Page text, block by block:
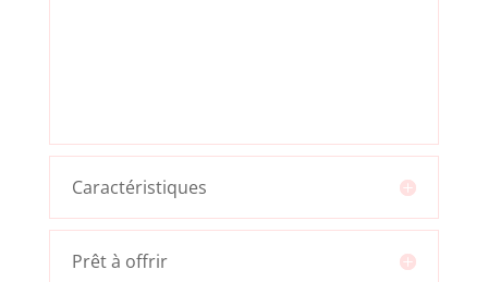
Caractéristiques
Prêt à offrir